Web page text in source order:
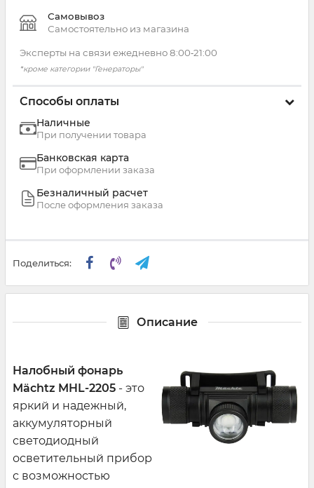
Самовывоз
Самостоятельно из магазина
Эксперты на связи ежедневно 8:00‑21:00
*кроме категории "Генераторы"
Способы оплаты
Наличные
При получении товара
Банковская карта
При оформлении заказа
Безналичный расчет
После оформления заказа
Поделиться:
Описание
Налобный фонарь
Mächtz MHL-2205 - это
яркий и надежный,
аккумуляторный
светодиодный
осветительный прибор
с возможностью